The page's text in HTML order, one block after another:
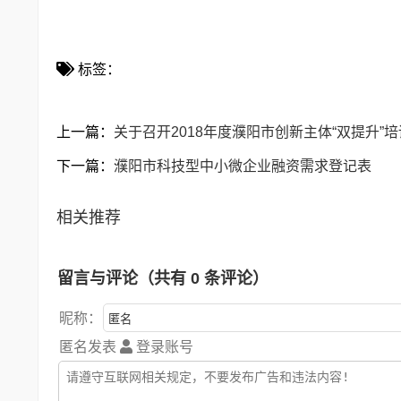
标签：
上一篇： 关于召开2018年度濮阳市创新主体“双提升”
下一篇： 濮阳市科技型中小微企业融资需求登记表
相关推荐
留言与评论（共有 0 条评论）
昵称：
匿名发表
登录账号